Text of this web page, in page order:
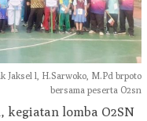
Jaksel l, H.Sarwoko, M.Pd brpoto
bersama peserta O2sn
kegiatan lomba O2SN